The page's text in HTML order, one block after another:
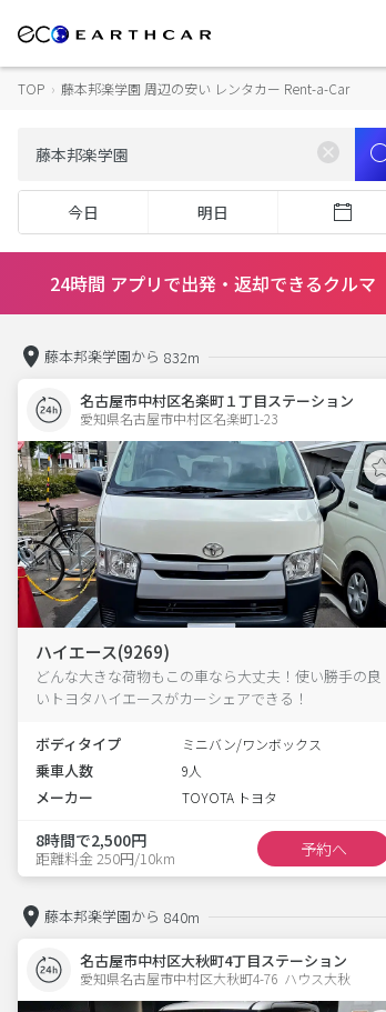
TOP › 藤本邦楽学園 周辺の安い レンタカー Rent-a-Car
今日 明日
24時間 アプリで出発・返却できるクルマ
藤本邦楽学園から 832m
名古屋市中村区名楽町１丁目ステーション
愛知県名古屋市中村区名楽町1-23
ハイエース(9269)
どんな大きな荷物もこの車なら大丈夫！使い勝手の良
いトヨタハイエースがカーシェアできる！
ボディタイプ ミニバン/ワンボックス
乗車人数 9人
メーカー TOYOTA トヨタ
8時間で2,500円
距離料金 250円/10km 予約へ
藤本邦楽学園から 840m
名古屋市中村区大秋町4丁目ステーション
愛知県名古屋市中村区大秋町4-76  ハウス大秋